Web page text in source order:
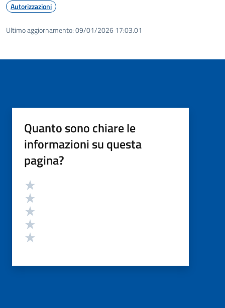
Autorizzazioni
Ultimo aggiornamento:09/01/2026 17:03.01
Quanto sono chiare le
informazioni su questa
pagina?
Valutazione